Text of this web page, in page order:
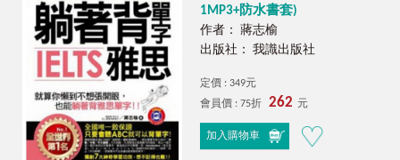
1MP3+防水書套)
作者： 蔣志榆
出版社： 我識出版社
定價 : 349元
會員價 : 75折
262 元
加入購物車